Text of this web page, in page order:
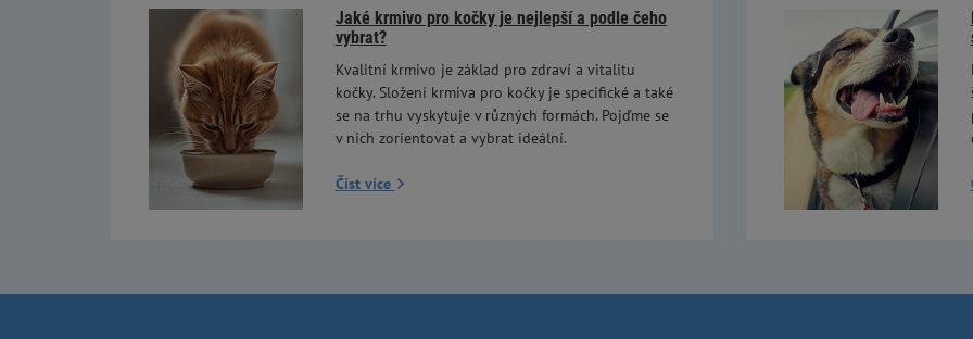
Jaké krmivo pro kočky je nejlepší a podle čeho
vybrat?
Kvalitní krmivo je základ pro zdraví a vitalitu
kočky. Složení krmiva pro kočky je specifické a také
se na trhu vyskytuje v různých formách. Pojďme se
v nich zorientovat a vybrat ideální.
Číst více